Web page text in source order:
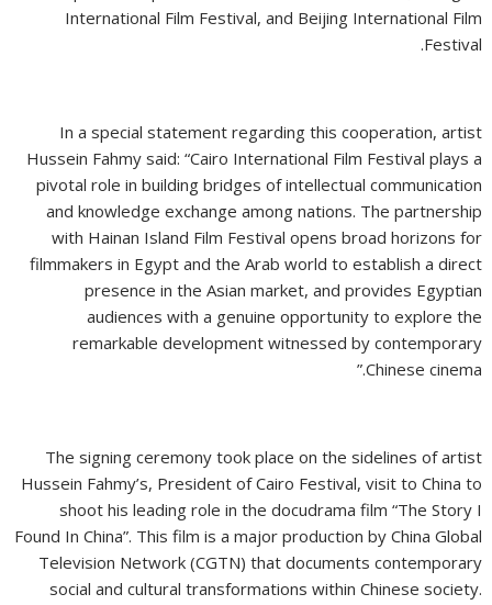
International Film Festival, and Beijing International Film
Festival.
In a special statement regarding this cooperation, artist
Hussein Fahmy said: “Cairo International Film Festival plays a
pivotal role in building bridges of intellectual communication
and knowledge exchange among nations. The partnership
with Hainan Island Film Festival opens broad horizons for
filmmakers in Egypt and the Arab world to establish a direct
presence in the Asian market, and provides Egyptian
audiences with a genuine opportunity to explore the
remarkable development witnessed by contemporary
Chinese cinema.”
The signing ceremony took place on the sidelines of artist
Hussein Fahmy’s, President of Cairo Festival, visit to China to
shoot his leading role in the docudrama film “The Story I
Found In China”. This film is a major production by China Global
Television Network (CGTN) that documents contemporary
social and cultural transformations within Chinese society.